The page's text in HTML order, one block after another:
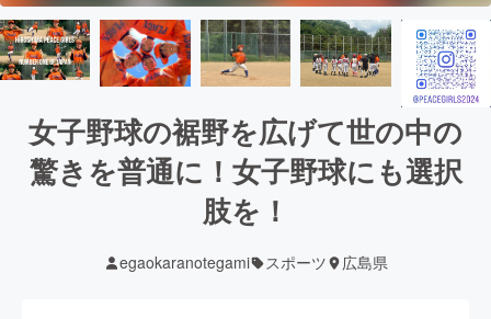
女子野球の裾野を広げて世の中の
驚きを普通に！女子野球にも選択
肢を！
egaokaranotegami スポーツ 広島県